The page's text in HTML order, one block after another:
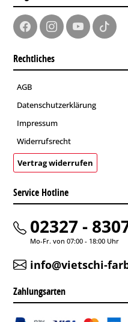
Rechtliches
AGB
Datenschutzerklärung
Impressum
Widerrufsrecht
Vertrag widerrufen
Service Hotline
02327 -
Mo-Fr. von 07:00 - 18:00 Uhr
info@vietschi-
Zahlungsarten